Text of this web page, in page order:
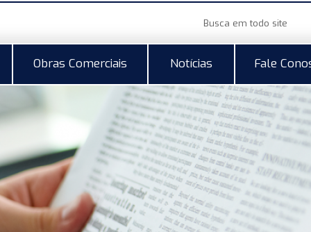
Obras Comerciais Notícias Fale